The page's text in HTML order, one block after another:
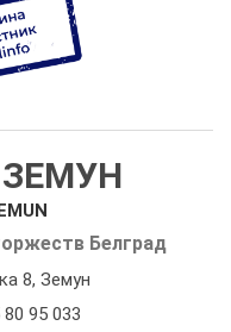
ЗЕМУН
Белград
8, Земун
95 033